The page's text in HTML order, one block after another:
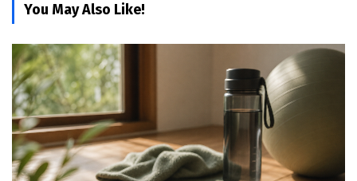
You May Also Like!